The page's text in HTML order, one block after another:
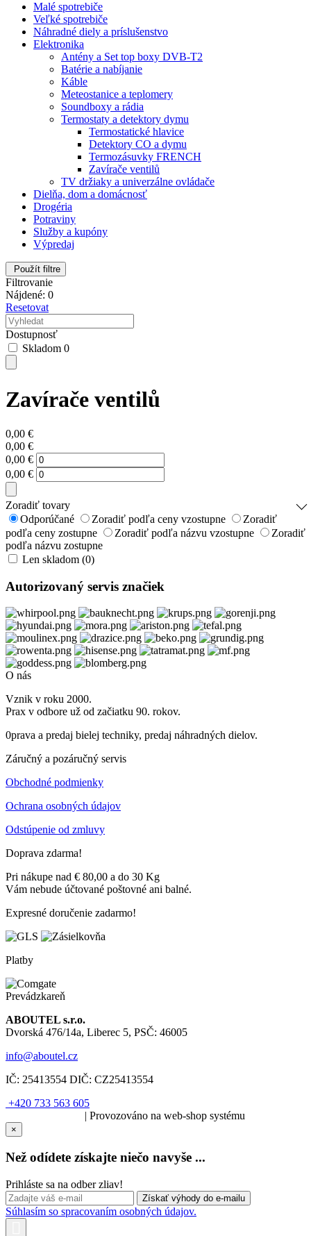
Malé spotrebiče
Veľké spotrebiče
Náhradné diely a príslušenstvo
Elektronika
Antény a Set top boxy DVB-T2
Batérie a nabíjanie
Káble
Meteostanice a teplomery
Soundboxy a rádia
Termostaty a detektory dymu
Termostatické hlavice
Detektory CO a dymu
Termozásuvky FRENCH
Zavírače ventilů
TV držiaky a univerzálne ovládače
Dielňa, dom a domácnosť
Drogéria
Potraviny
Služby a kupóny
Výpredaj
Použít filtre
Filtrovanie
Nájdené: 0
Resetovat
Dostupnosť
Skladom 0
Zavírače ventilů
0,00 €
0,00 €
0,00 €
0,00 €
Zoradiť tovary
Odporúčané
Zoradiť podľa ceny vzostupne
Zoradiť
podľa ceny zostupne
Zoradiť podľa názvu vzostupne
Zoradiť
podľa názvu zostupne
Len skladom (0)
Autorizovaný servis značiek
O nás
Vznik v roku 2000.
Prax v odbore už od začiatku 90. rokov.
0prava a predaj bielej techniky, predaj náhradných dielov.
Záručný a pozáručný servis
Obchodné podmienky
Ochrana osobných údajov
Odstúpenie od zmluvy
Doprava zdarma!
Pri nákupe nad € 80,00 a do 30 Kg
Vám nebude účtované poštovné ani balné.
Expresné doručenie zadarmo!
Platby
Prevádzkareň
ABOUTEL s.r.o.
Dvorská 476/14a, Liberec 5, PSČ: 46005
info@aboutel.cz
IČ: 25413554 DIČ: CZ25413554
+420 733 563 605
| Provozováno na web-shop systému
×
Než odídete získajte niečo navyše ...
Prihláste sa na odber zliav!
Súhlasím so spracovaním osobných údajov.